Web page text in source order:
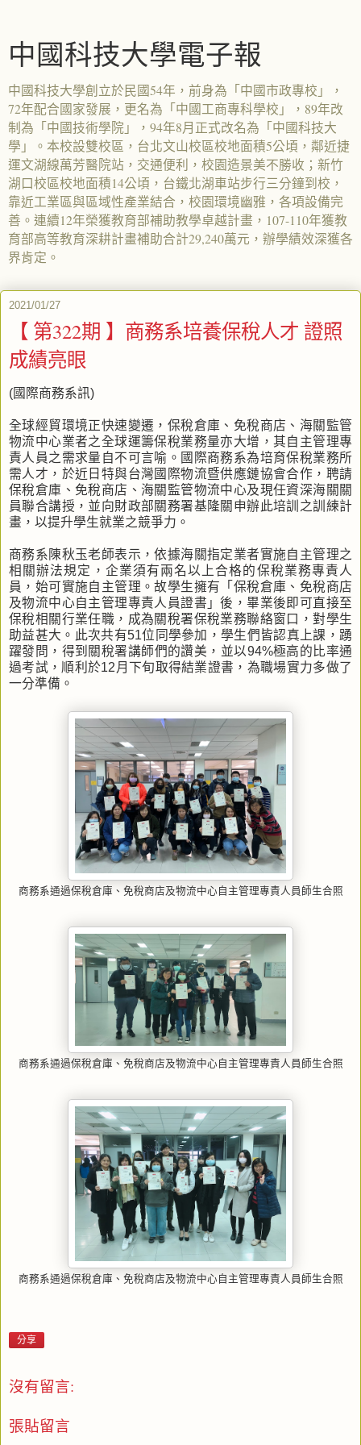
中國科技大學電子報
中國科技大學創立於民國54年，前身為「中國市政專校」，
72年配合國家發展，更名為「中國工商專科學校」，89年改
制為「中國技術學院」，94年8月正式改名為「中國科技大
學」。本校設雙校區，台北文山校區校地面積5公頃，鄰近捷
運文湖線萬芳醫院站，交通便利，校園造景美不勝收；新竹
湖口校區校地面積14公頃，台鐵北湖車站步行三分鐘到校，
靠近工業區與區域性產業結合，校園環境幽雅，各項設備完
善。連續12年榮獲教育部補助教學卓越計畫，107-110年獲教
育部高等教育深耕計畫補助合計29,240萬元，辦學績效深獲各
界肯定。
2021/01/27
【 第322期 】商務系培養保稅人才 證照
成績亮眼
(國際商務系訊)
全球經貿環境正快速變遷，保稅倉庫、免稅商店、海關監管
物流中心業者之全球運籌保稅業務量亦大增，其自主管理專
責人員之需求量自不可言喻。國際商務系為培育保稅業務所
需人才，於近日特與台灣國際物流暨供應鏈協會合作，聘請
保稅倉庫、免稅商店、海關監管物流中心及現任資深海關關
員聯合講授，並向財政部關務署基隆關申辦此培訓之訓練計
畫，以提升學生就業之競爭力。
商務系陳秋玉老師表示，依據海關指定業者實施自主管理之
相關辦法規定，企業須有兩名以上合格的保稅業務專責人
員，始可實施自主管理。故學生擁有「保稅倉庫、免稅商店
及物流中心自主管理專責人員證書」後，畢業後即可直接至
保稅相關行業任職，成為關稅署保稅業務聯絡窗口，對學生
助益甚大。此次共有51位同學參加，學生們皆認真上課，踴
躍發問，得到關稅署講師們的讚美，並以94%極高的比率通
過考試，順利於12月下旬取得結業證書，為職場實力多做了
一分準備。
商務系通過保稅倉庫、免稅商店及物流中心自主管理專責人員師生合照
商務系通過保稅倉庫、免稅商店及物流中心自主管理專責人員師生合照
商務系通過保稅倉庫、免稅商店及物流中心自主管理專責人員師生合照
分享
沒有留言:
張貼留言